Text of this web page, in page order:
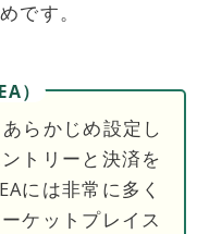
です。
）
らかじめ設定し
トリーと決済を
には非常に多く
ケットプレイス